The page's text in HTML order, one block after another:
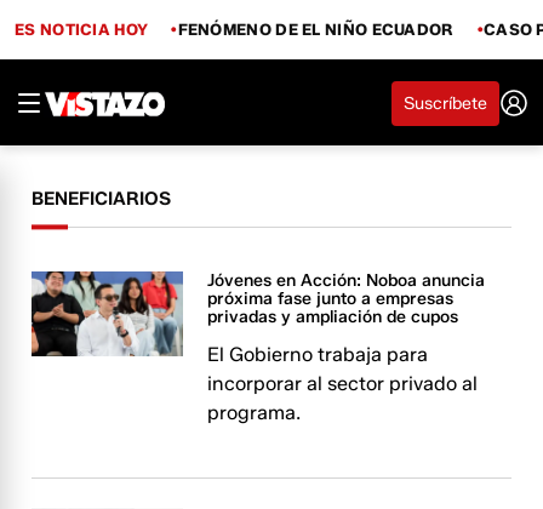
ES NOTICIA HOY FENÓMENO DE EL NIÑO ECUADOR CASO
Suscríbete
BENEFICIARIOS
Jóvenes en Acción: Noboa anuncia
próxima fase junto a empresas
privadas y ampliación de cupos
El Gobierno trabaja para
incorporar al sector privado al
programa.